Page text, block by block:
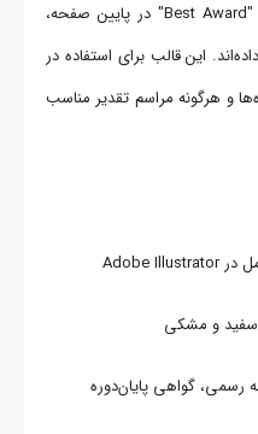
در کنار فونت ترکیبی رسمی و مدال "Best Award" در پایین صفحه،
این قالب برای استفاده در
و هرگونه مراسم تقدیر مناسب
سفید و مشکی
رسمی، گواهی پایان‌دوره